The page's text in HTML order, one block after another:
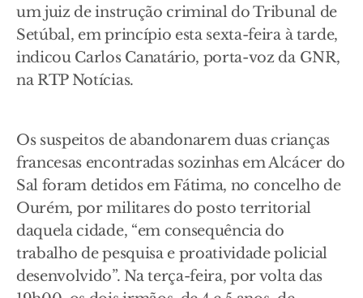
um juiz de instrução criminal do Tribunal de
Setúbal, em princípio esta sexta-feira à tarde,
indicou Carlos Canatário, porta-voz da GNR,
na RTP Notícias.
Os suspeitos de abandonarem duas crianças
francesas encontradas sozinhas em Alcácer do
Sal foram detidos em Fátima, no concelho de
Ourém, por militares do posto territorial
daquela cidade, “em consequência do
trabalho de pesquisa e proatividade policial
desenvolvido”. Na terça-feira, por volta das